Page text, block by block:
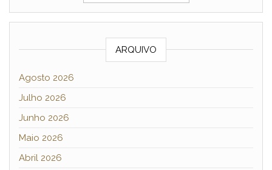
ARQUIVO
Agosto 2026
Julho 2026
Junho 2026
Maio 2026
Abril 2026